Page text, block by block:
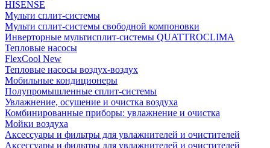
HISENSE
Мульти сплит-системы
Мульти сплит-системы свободной компоновки
Инверторные мультисплит-системы QUATTROCLIMA
Тепловые насосы
FlexCool New
Тепловые насосы воздух-воздух
Мобильные кондиционеры
Полупромышленные сплит-системы
Увлажнение, осушение и очистка воздуха
Комбинированные приборы: увлажнение и очистка
Мойки воздуха
Аксессуары и фильтры для увлажнителей и очистителей
Аксессуары и фильтры для увлажнителей и очистителей